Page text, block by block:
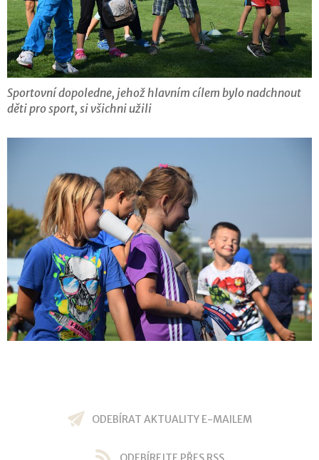
Sportovní dopoledne, jehož hlavním cílem bylo nadchnout
děti pro sport, si všichni užili
ODEBÍRAT AKTUALITY E-MAILEM